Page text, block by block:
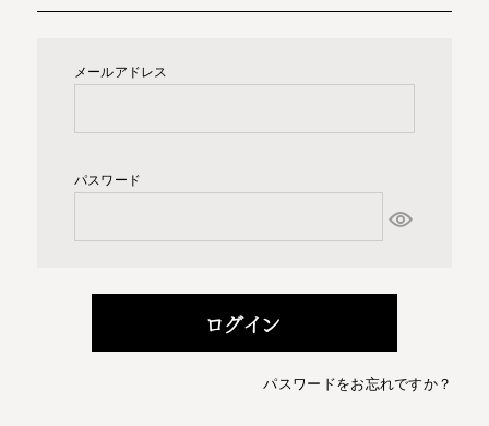
メールアドレス
パスワード
ログイン
パスワードをお忘れですか？